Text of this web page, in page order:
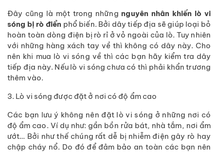
Đây cũng là một trong nhữngnguyên nhân khiến lò vi
sóng bị rò điển phổ biến. Bởi dây tiếp địa sẽ giúp loại bỏ
hoàn toàn dòng điện bị rò rỉ ở vỏ ngoài của lò. Tuy nhiên
với những hàng xách tay về thì không có dây này. Cho
nên khi mua lò vi sóng về thì các bạn hãy kiểm tra dây
tiếp địa này. Nếu lò vi sóng chưa có thì phải khẩn trương
thêm vào.
3. Lò vi sóng được đặt ở nơi có độ ẩm cao
Các bạn lưu ý không nên đặt lò vi sóng ở những nơi có
độ ẩm cao. Ví dụ như: gần bồn rửa bát, nhà tắm, nơi ẩm
ướt… Bởi như thế chúng rất dễ bị nhiễm điện gây rò hay
chập cháy nổ. Do đó để đảm bảo an toàn các bạn nên